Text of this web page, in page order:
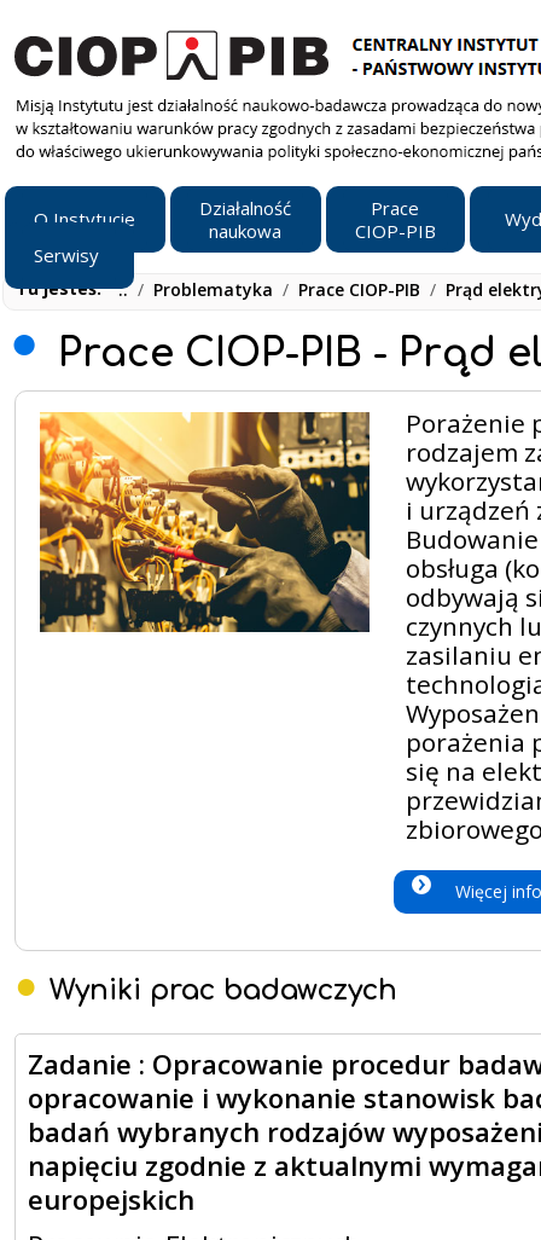
O Instytucie
Działalność
naukowa
Prace
CIOP-PIB
Serwisy
Tu jesteś: ../ Problematyka / Prace CIOP-PIB / Prąd
Prace CIOP-PIB - Prąd
Porażenie
rodzajem
i urządzeń
obsługa
odbywają
czynnych
zasilaniu
porażenia
się na
Więcej
Wyniki prac badawczych
Zadanie : Opracowanie procedur
opracowanie i wykonanie stanowisk
badań wybranych rodzajów
napięciu zgodnie z aktualnymi
europejskich